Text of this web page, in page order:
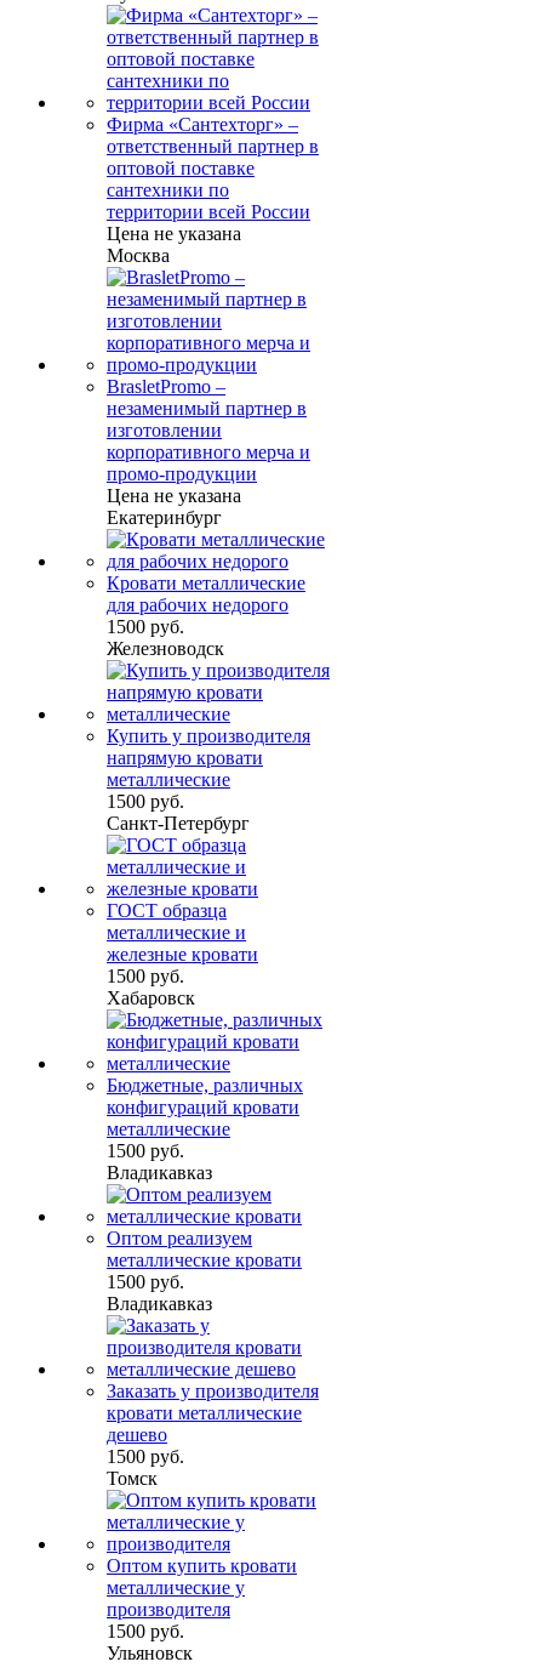
Фирма «Сантехторг» –
ответственный партнер в
оптовой поставке
сантехники по
территории всей России
Цена не указана
Москва
BrasletPromo –
незаменимый партнер в
изготовлении
корпоративного мерча и
промо-продукции
Цена не указана
Екатеринбург
Кровати металлические
для рабочих недорого
1500 руб.
Железноводск
Купить у производителя
напрямую кровати
металлические
1500 руб.
Санкт-Петербург
ГОСТ образца
металлические и
железные кровати
1500 руб.
Хабаровск
Бюджетные, различных
конфигураций кровати
металлические
1500 руб.
Владикавказ
Оптом реализуем
металлические кровати
1500 руб.
Владикавказ
Заказать у производителя
кровати металлические
дешево
1500 руб.
Томск
Оптом купить кровати
металлические у
производителя
1500 руб.
Ульяновск